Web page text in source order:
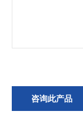
咨询此产品